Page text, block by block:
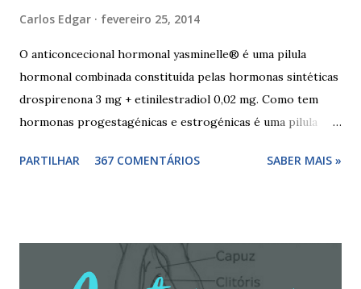
comprimidos vermelho escuros, contêm 1 mg de valerato
de estradiol (estrogénio natural) 2 comprimidos brancos
não têm hormonas (correspondem ao período de pausa).
Outros componentes: lactose mono-hidratada, amido de
milho, amido d...
Carlos Edgar fevereiro 25, 2014
O anticoncecional hormonal yasminelle® é uma pilula
hormonal combinada constituída pelas hormonas sintéticas
drospirenona 3 mg + etinilestradiol 0,02 mg. Como tem
hormonas progestagénicas e estrogénicas é uma pilula
componentes. Composição da yasminelle®: lactose mono-
A pilula yasminelle® deve ser tomada todos os dias, no
mesmo horário, durante 21 dias, após os quais deve fazer 7
PARTILHAR 367 COMENTÁRIOS SABER MAIS »